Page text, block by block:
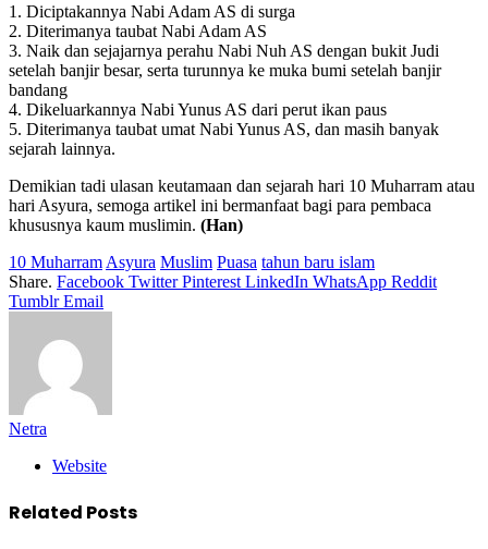
1. Diciptakannya Nabi Adam AS di surga
2. Diterimanya taubat Nabi Adam AS
3. Naik dan sejajarnya perahu Nabi Nuh AS dengan bukit Judi
setelah banjir besar, serta turunnya ke muka bumi setelah banjir
bandang
4. Dikeluarkannya Nabi Yunus AS dari perut ikan paus
5. Diterimanya taubat umat Nabi Yunus AS, dan masih banyak
sejarah lainnya.
Demikian tadi ulasan keutamaan dan sejarah hari 10 Muharram atau
hari Asyura, semoga artikel ini bermanfaat bagi para pembaca
khususnya kaum muslimin. (Han)
10 Muharram Asyura Muslim Puasa tahun baru islam
Share. Facebook Twitter Pinterest LinkedIn WhatsApp Reddit
Tumblr Email
Netra
Website
Related Posts